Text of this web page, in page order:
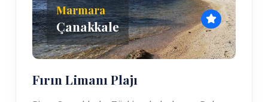
Marmara
Çanakkale
Fırın Limanı Plajı